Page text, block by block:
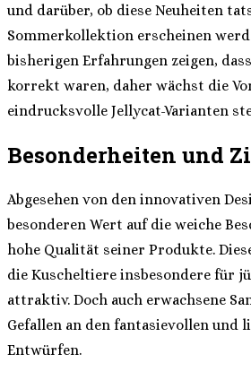
und darüber, ob diese Neuheiten
Sommerkollektion erscheinen
bisherigen Erfahrungen zeigen,
korrekt waren, daher wächst die
eindrucksvolle Jellycat-Varianten
Besonderheiten und
Abgesehen von den innovativen
besonderen Wert auf die weiche
hohe Qualität seiner Produkte.
die Kuscheltiere insbesondere für
attraktiv. Doch auch erwachsene
Gefallen an den fantasievollen und
Entwürfen.